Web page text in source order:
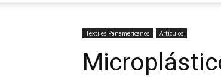
Textiles Panamericanos Artículos